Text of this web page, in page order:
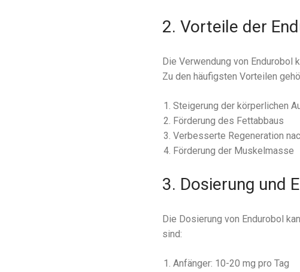
2. Vorteile der
Die Verwendung von
Zu den häufigsten Vorteilen
Steigerung der körperlichen
Förderung des Fettabbaus
Verbesserte Regeneration
Förderung der Muskelmasse
3. Dosierung und
Die Dosierung von Endurobol
sind:
Anfänger: 10-20 mg pro Tag